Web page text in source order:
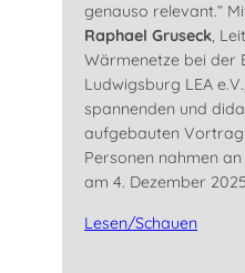
genauso relevant.“
Raphael Gruseck,
Wärmenetze bei der
Ludwigsburg LEA
spannenden und
aufgebauten Vortrag
Personen nahmen
am 4. Dezember
Lesen/Schauen